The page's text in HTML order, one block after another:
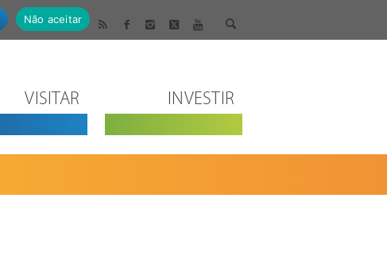
VISITAR INVESTIR
Não aceitar